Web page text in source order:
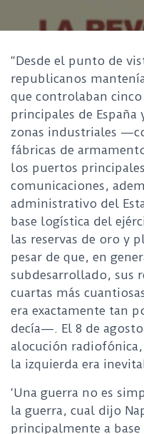
“Desde el punto de
republicanos
que controlaban cinco
principales de
zonas industriales
fábricas de
los puertos
comunicaciones,
administrativo del
base logística del
las reservas de oro y
pesar de que, en
subdesarrollado, sus
cuartas más
era exactamente tan
decía—. El 8 de
alocución
la izquierda era
‘Una guerra no es
la guerra, cual dijo
principalmente a